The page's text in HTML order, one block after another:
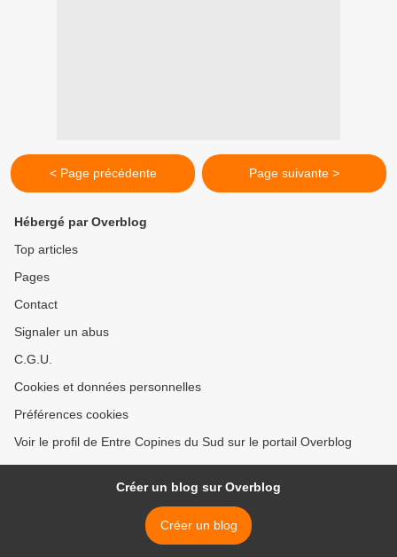
< Page précédente Page suivante >
Hébergé par Overblog
Top articles
Pages
Contact
Signaler un abus
C.G.U.
Cookies et données personnelles
Préférences cookies
Voir le profil de Entre Copines du Sud sur le portail Overblog
Créer un blog sur Overblog
Créer un blog